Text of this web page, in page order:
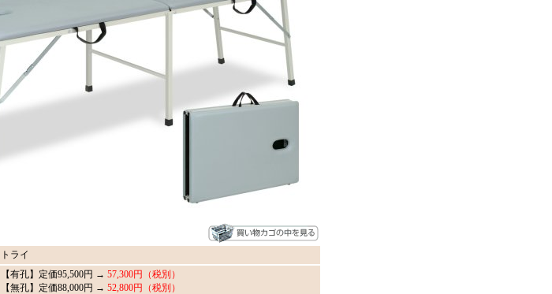
トライ
【有孔】定価95,500円 → 57,300円（税別）
【無孔】定価88,000円 → 52,800円（税別）